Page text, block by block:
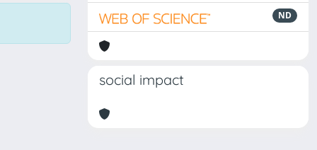
ND
social impact